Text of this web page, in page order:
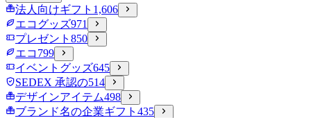
法人向けギフト 1,606
エコグッズ971
プレゼント 850
エコ 799
イベントグッズ645
SEDEX 承認の514
デザインアイテム498
ブランド名の企業ギフト 435